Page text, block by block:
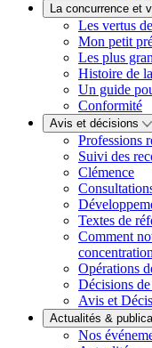
La concurrence et
Les vertus
Mon petit
Les plus
Histoire de
Un guide
Conformité
Avis et décisions
Professions
Suivi des
Clémence
Textes de
Comment
Opérations
Décisions
Avis et
Actualités &
Nos